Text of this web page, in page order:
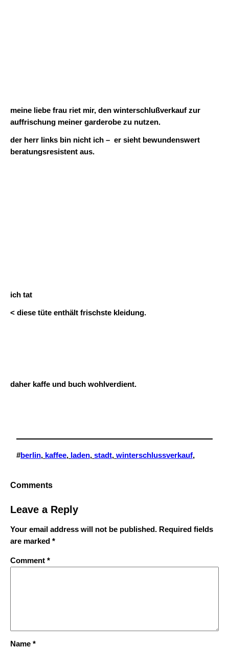
meine liebe frau riet mir, den winterschlußverkauf zur
auffrischung meiner garderobe zu nutzen.
der herr links bin nicht ich – er sieht bewundenswert
beratungsresistent aus.
ich tat
< diese tüte enthält frischste kleidung.
daher kaffe und buch wohlverdient.
#berlin, kaffee, laden, stadt, winterschlussverkauf,
Comments
Leave a Reply
Your email address will not be published. Required fields
are marked *
Comment *
Name *